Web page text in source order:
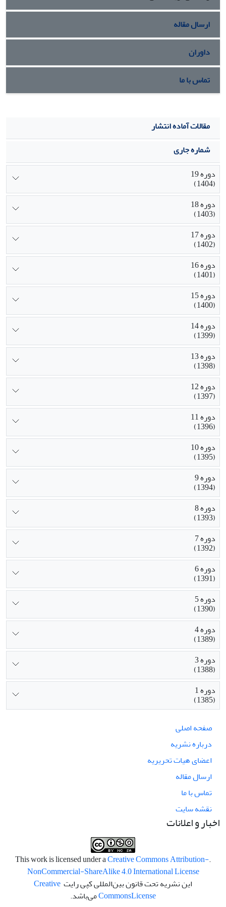
ارسال مقاله
داوران
تماس با ما
مقالات آماده انتشار
شماره جاری
دوره 19
(1404)
دوره 18
(1403)
دوره 17
(1402)
دوره 16
(1401)
دوره 15
(1400)
دوره 14
(1399)
دوره 13
(1398)
دوره 12
(1397)
دوره 11
(1396)
دوره 10
(1395)
دوره 9
(1394)
دوره 8
(1393)
دوره 7
(1392)
دوره 6
(1391)
دوره 5
(1390)
دوره 4
(1389)
دوره 3
(1388)
دوره 1
(1385)
صفحه اصلی
درباره نشریه
اعضای هیات تحریریه
ارسال مقاله
تماس با ما
نقشه سایت
اخبار و اعلانات
.This work is licensed under a
Creative Commons Attribution-
NonCommercial-ShareAlike 4.0 International License
این نشریه تحت قانون بین‌المللی کپی رایت Creative
CommonsLicense می‌باشد.